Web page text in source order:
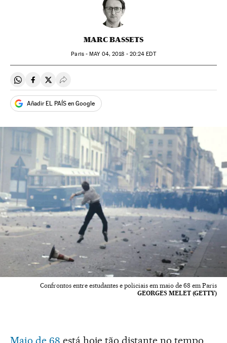
MARC BASSETS
Paris -MAY04, 2018 - 20:24 EDT
Compartir en Whatsapp
Compartir en Facebook
Compartir en Twitter
Desplegar Redes Sociales
Añadir EL PAÍS en Google
Confrontos entre estudantes e policiais em maio de 68 em Paris
GEORGES MELET (GETTY)
Maio de 68 está hoje tão distante no tempo